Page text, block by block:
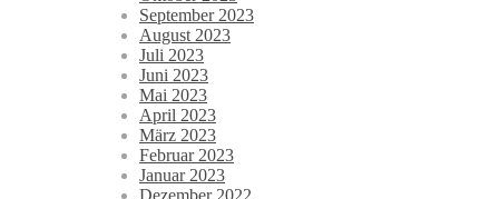
September 2023
August 2023
Juli 2023
Juni 2023
Mai 2023
April 2023
März 2023
Februar 2023
Januar 2023